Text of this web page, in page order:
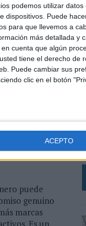
podemos utilizar datos
dispositivos. Puede
para que llevemos a
más detallada y
en cuenta que algún
tiene el derecho de
Puede cambiar sus
clic en el botón
ACEPTO
cómo
Es un
identificar
profunda con
y
e integración no
No es
a largo
evitar abordar
e incluso
de trabajo para
del
puede
genuino
marcas